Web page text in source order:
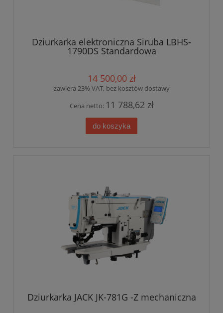
Dziurkarka elektroniczna Siruba LBHS-
1790DS Standardowa
14 500,00 zł
zawiera 23% VAT, bez kosztów dostawy
Cena netto: 11 788,62 zł
do koszyka
Dziurkarka JACK JK-781G -Z mechaniczna